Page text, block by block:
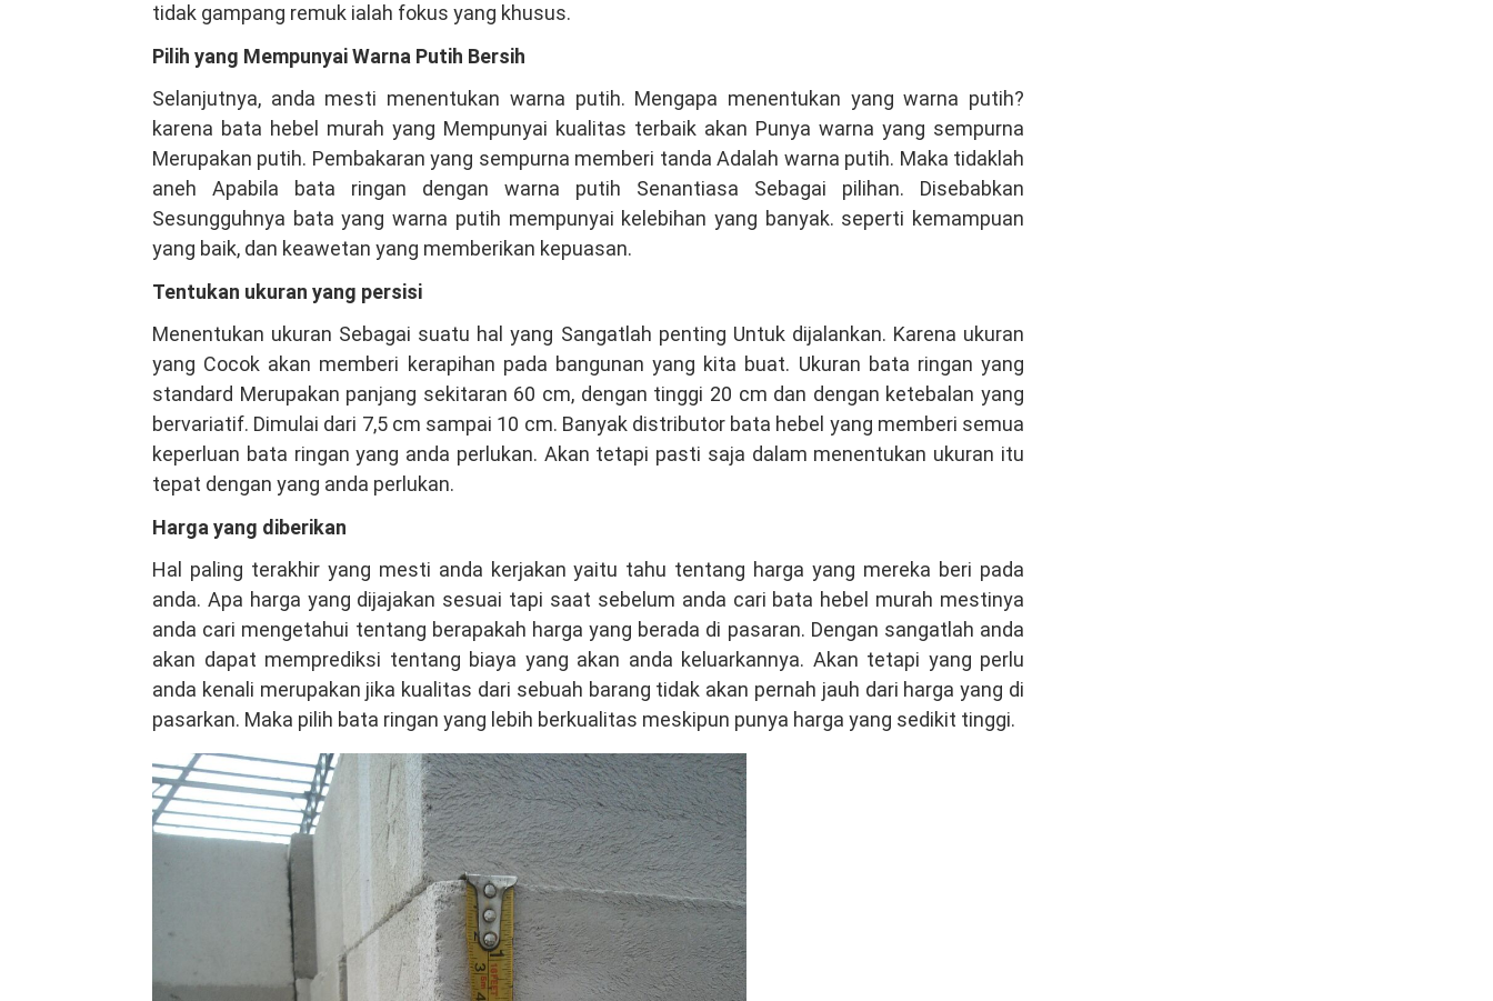
tidak gampang remuk ialah fokus yang khusus.
Pilih yang Mempunyai Warna Putih Bersih
Selanjutnya, anda mesti menentukan warna putih. Mengapa menentukan yang warna putih?
karena bata hebel murah yang Mempunyai kualitas terbaik akan Punya warna yang sempurna
Merupakan putih. Pembakaran yang sempurna memberi tanda Adalah warna putih. Maka tidaklah
aneh Apabila bata ringan dengan warna putih Senantiasa Sebagai pilihan. Disebabkan
Sesungguhnya bata yang warna putih mempunyai kelebihan yang banyak. seperti kemampuan
yang baik, dan keawetan yang memberikan kepuasan.
Tentukan ukuran yang persisi
Menentukan ukuran Sebagai suatu hal yang Sangatlah penting Untuk dijalankan. Karena ukuran
yang Cocok akan memberi kerapihan pada bangunan yang kita buat. Ukuran bata ringan yang
standard Merupakan panjang sekitaran 60 cm, dengan tinggi 20 cm dan dengan ketebalan yang
bervariatif. Dimulai dari 7,5 cm sampai 10 cm. Banyak distributor bata hebel yang memberi semua
keperluan bata ringan yang anda perlukan. Akan tetapi pasti saja dalam menentukan ukuran itu
tepat dengan yang anda perlukan.
Harga yang diberikan
Hal paling terakhir yang mesti anda kerjakan yaitu tahu tentang harga yang mereka beri pada
anda. Apa harga yang dijajakan sesuai tapi saat sebelum anda cari bata hebel murah mestinya
anda cari mengetahui tentang berapakah harga yang berada di pasaran. Dengan sangatlah anda
akan dapat memprediksi tentang biaya yang akan anda keluarkannya. Akan tetapi yang perlu
anda kenali merupakan jika kualitas dari sebuah barang tidak akan pernah jauh dari harga yang di
pasarkan. Maka pilih bata ringan yang lebih berkualitas meskipun punya harga yang sedikit tinggi.